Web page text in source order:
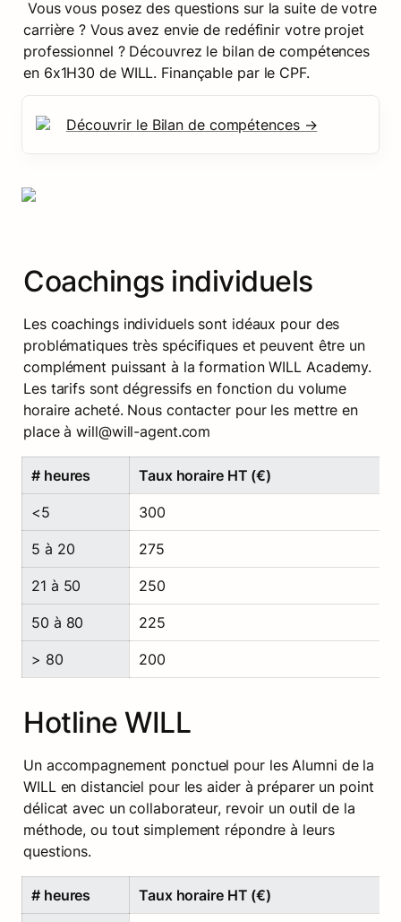
carrière ? Vous avez envie de redéfinir votre projet
professionnel ? Découvrez le bilan de compétences
en 6x1H30 de WILL. Finançable par le CPF.
Découvrir le Bilan de compétences →
Coachings individuels
Les coachings individuels sont idéaux pour des
problématiques très spécifiques et peuvent être un
complément puissant à la formation WILL Academy.
Les tarifs sont dégressifs en fonction du volume
horaire acheté. Nous contacter pour les mettre en
place à will@will-agent.com
# heures Taux horaire HT (€)
<5 300
5 à 20 275
21 à 50 250
50 à 80 225
> 80 200
Hotline WILL
Un accompagnement ponctuel pour les Alumni de la
WILL en distanciel pour les aider à préparer un point
délicat avec un collaborateur, revoir un outil de la
méthode, ou tout simplement répondre à leurs
questions.
# heures Taux horaire HT (€)